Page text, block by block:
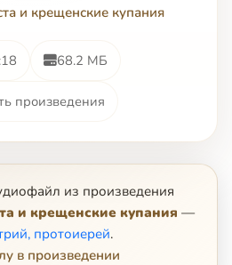
и крещенские купания
68.2 МБ
произведения
из произведения
и крещенские купания —
протоиерей.
в произведении